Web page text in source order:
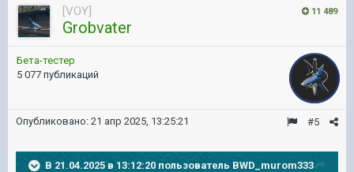
11 489
[VOY]
Grobvater
Бета-тестер
5 077 публикаций
#5
Опубликовано: 21 апр 2025, 13:25:21
В 21.04.2025 в 13:12:20 пользователь BWD_murom333